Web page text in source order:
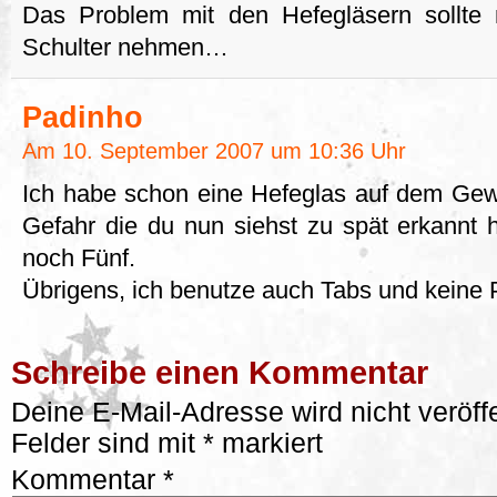
Das Problem mit den Hefegläsern
Schulter nehmen…
Padinho
Am 10. September 2007 um 10:36 Uhr
Ich habe schon eine Hefeglas auf dem
Gefahr die du nun siehst zu spät erkannt
noch Fünf.
Übrigens, ich benutze auch Tabs und keine
Schreibe einen Kommentar
Deine E-Mail-Adresse wird nicht
Felder sind mit * markiert
Kommentar *